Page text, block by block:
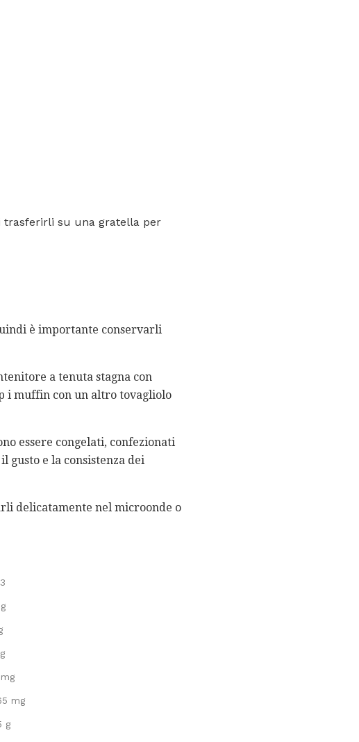
su una gratella per
è importante conservarli
a tenuta stagna con
i muffin con un altro tovagliolo
essere congelati, confezionati
e la consistenza dei
delicatamente nel microonde o
mg
g